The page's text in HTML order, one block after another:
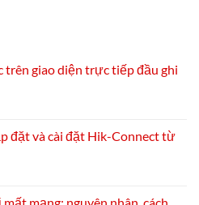
trên giao diện trực tiếp đầu ghi
đặt và cài đặt Hik-Connect từ